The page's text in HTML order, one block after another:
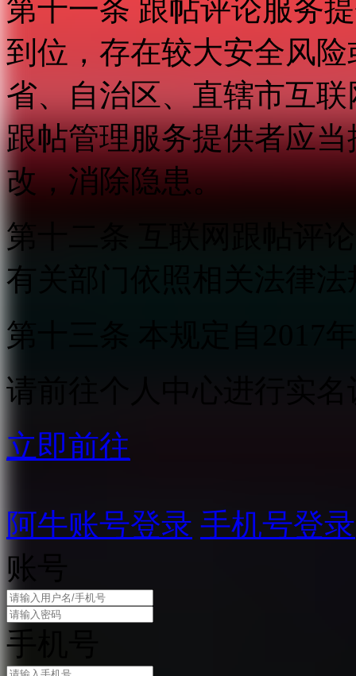
第十一条 跟帖评论服务
到位，存在较大安全风
省、自治区、直辖市互
跟帖管理服务提供者应
改，消除隐患。
第十二条 互联网跟帖评
有关部门依照相关法律
第十三条 本规定自2017
请前往个人中心进行实名
立即前往
阿牛账号登录 手机号登录
账号
手机号